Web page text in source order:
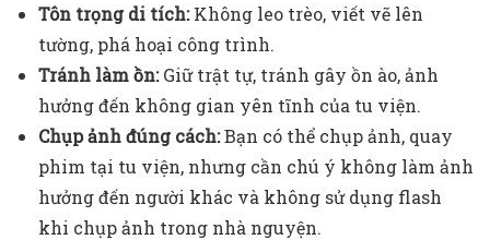
Tôn trọng di tích:Không leo trèo, viết vẽ lên
tường, phá hoại công trình.
Tránh làm ồn:Giữ trật tự, tránh gây ồn ào, ảnh
hưởng đến không gian yên tĩnh của tu viện.
Chụp ảnh đúng cách:Bạn có thể chụp ảnh, quay
phim tại tu viện, nhưng cần chú ý không làm ảnh
hưởng đến người khác và không sử dụng flash
khi chụp ảnh trong nhà nguyện.